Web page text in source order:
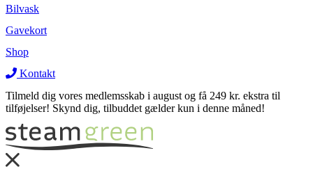
Returnering af leasing biler
Rengøring af lastbil
Varevogne
Bilvask
Gavekort
Shop
Kontakt
Tilmeld dig vores medlemsskab i august og få 249 kr. ekstra til
tilføjelser! Skynd dig, tilbuddet gælder kun i denne måned!